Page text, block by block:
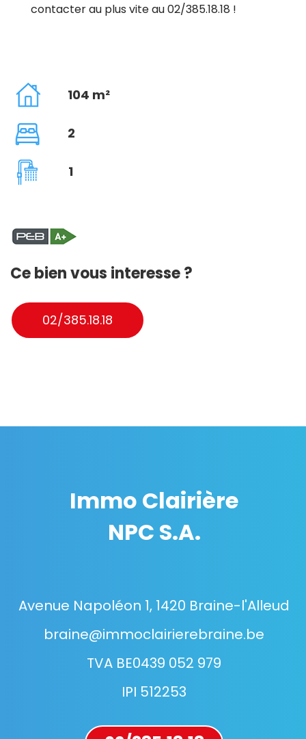
contacter au plus vite au 02/385.18.18 !
104 m²
2
1
Ce bien vous interesse ?
02/385.18.18
Immo Clairière
NPC S.A.
Avenue Napoléon 1, 1420 Braine-l'Alleud
braine@immoclairierebraine.be
TVA BE0439 052 979
IPI 512253